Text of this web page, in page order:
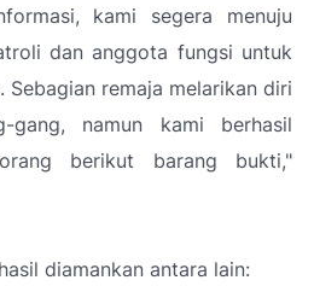
kami segera menuju
dan anggota fungsi untuk
Sebagian remaja melarikan diri
namun kami berhasil
berikut barang bukti,"
diamankan antara lain: